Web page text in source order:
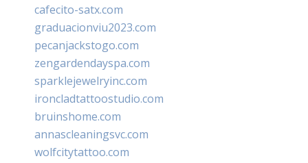
cafecito-satx.com
graduacionviu2023.com
pecanjackstogo.com
zengardendayspa.com
sparklejewelryinc.com
ironcladtattoostudio.com
bruinshome.com
annascleaningsvc.com
wolfcitytattoo.com